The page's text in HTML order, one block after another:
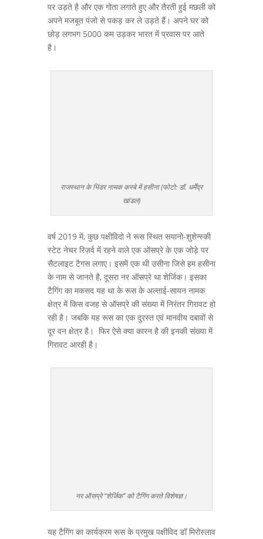
पर उड़ते है और एक गोता लगाते हुए और तैरती हुई मछली को
अपने मजबूत पंजो से पकड़ कर ले उड़ते हैं। अपने घर को
छोड़ लगभग 5000 कम उड़कर भारत में प्रवास पर आते
है।
राजस्थान के भिंडर नामक कस्बे में हसीना (फोटो: डॉ. धर्मेंद्र
खांडल)
वर्ष 2019 में, कुछ पक्षीविदो ने रूस स्थित सयानो-शुशेन्स्की
स्टेट नेचर रिज़र्व में रहने वाले एक ऑसप्रे के एक जोड़े पर
सैटलाइट टैगस लगाए। इसमें एक थी उसीना जिसे हम हसीना
के नाम से जानते है, दूसरा नर ऑसप्रे था शेर्जिक। इसका
टैगिंग का मकसद यह था के रूस के अल्ताई-सायन नामक
क्षेत्र में किस वजह से ऑसप्रे की संख्या में निरंतर गिरावट हो
रही है। जबकि यह रूस का एक दुरस्त एवं मानवीय दबावों से
दूर वन क्षेत्र है। फिर ऐसे क्या कारन है की इनकी संख्या में
गिरावट आरही है।
नर ऑसप्रे “शेर्जिक” को टैगिंग करते विशेषज्ञ।
यह टैगिंग का कार्यक्रम रूस के प्रमुख पक्षीविद डॉ मिरोस्लाव